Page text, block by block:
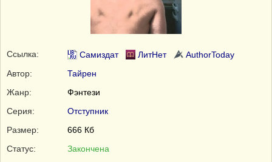
Ссылка: Самиздат ЛитНет
AuthorToday
Автор:
Тайрен
Жанр:
Фэнтези
Серия:
Отступник
Размер:
666 Кб
Статус:
Закончена